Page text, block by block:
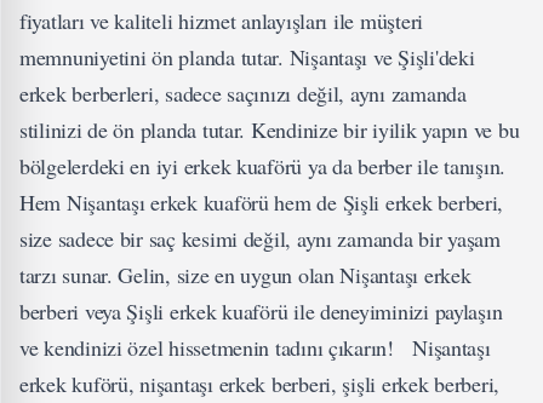
fiyatları ve kaliteli hizmet anlayışları ile müşteri
memnuniyetini ön planda tutar. Nişantaşı ve Şişli'deki
erkek berberleri, sadece saçınızı değil, aynı zamanda
stilinizi de ön planda tutar. Kendinize bir iyilik yapın ve bu
bölgelerdeki en iyi erkek kuaförü ya da berber ile tanışın.
Hem Nişantaşı erkek kuaförü hem de Şişli erkek berberi,
size sadece bir saç kesimi değil, aynı zamanda bir yaşam
tarzı sunar. Gelin, size en uygun olan Nişantaşı erkek
berberi veya Şişli erkek kuaförü ile deneyiminizi paylaşın
ve kendinizi özel hissetmenin tadını çıkarın!Nişantaşı
erkek kuförü,nişantaşı erkek berberi, şişli erkek berberi,